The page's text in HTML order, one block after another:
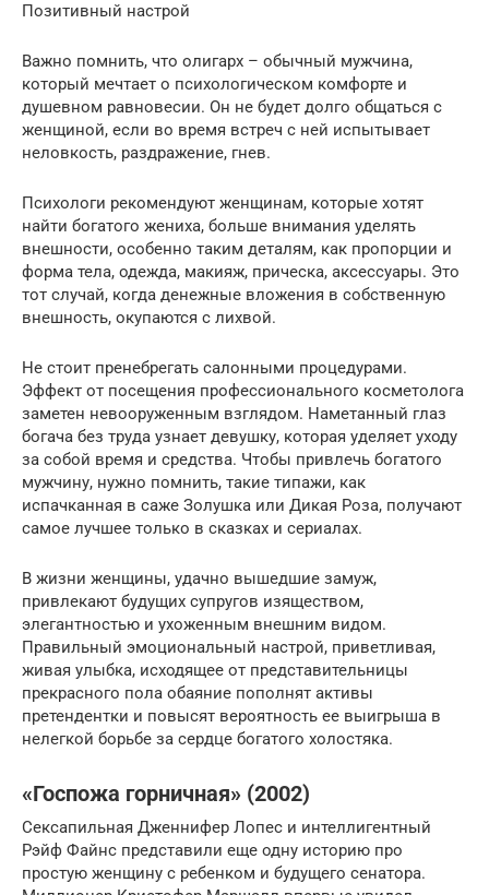
Позитивный настрой
Важно помнить, что олигарх – обычный мужчина,
который мечтает о психологическом комфорте и
душевном равновесии. Он не будет долго общаться с
женщиной, если во время встреч с ней испытывает
неловкость, раздражение, гнев.
Психологи рекомендуют женщинам, которые хотят
найти богатого жениха, больше внимания уделять
внешности, особенно таким деталям, как пропорции и
форма тела, одежда, макияж, прическа, аксессуары. Это
тот случай, когда денежные вложения в собственную
внешность, окупаются с лихвой.
Не стоит пренебрегать салонными процедурами.
Эффект от посещения профессионального косметолога
заметен невооруженным взглядом. Наметанный глаз
богача без труда узнает девушку, которая уделяет уходу
за собой время и средства. Чтобы привлечь богатого
мужчину, нужно помнить, такие типажи, как
испачканная в саже Золушка или Дикая Роза, получают
самое лучшее только в сказках и сериалах.
В жизни женщины, удачно вышедшие замуж,
привлекают будущих супругов изяществом,
элегантностью и ухоженным внешним видом.
Правильный эмоциональный настрой, приветливая,
живая улыбка, исходящее от представительницы
прекрасного пола обаяние пополнят активы
претендентки и повысят вероятность ее выигрыша в
нелегкой борьбе за сердце богатого холостяка.
«Госпожа горничная» (2002)
Сексапильная Дженнифер Лопес и интеллигентный
Рэйф Файнс представили еще одну историю про
простую женщину с ребенком и будущего сенатора.